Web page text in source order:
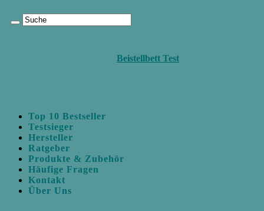
Beistellbett Test
Top 10 Bestseller
Testsieger
Hersteller
Ratgeber
Produkte & Zubehör
Häufige Fragen
Kontakt
Über Uns